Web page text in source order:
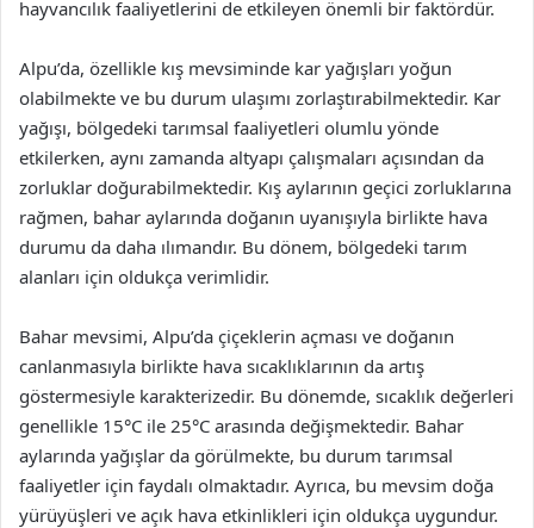
hayvancılık faaliyetlerini de etkileyen önemli bir faktördür.
Alpu’da, özellikle kış mevsiminde kar yağışları yoğun
olabilmekte ve bu durum ulaşımı zorlaştırabilmektedir. Kar
yağışı, bölgedeki tarımsal faaliyetleri olumlu yönde
etkilerken, aynı zamanda altyapı çalışmaları açısından da
zorluklar doğurabilmektedir. Kış aylarının geçici zorluklarına
rağmen, bahar aylarında doğanın uyanışıyla birlikte hava
durumu da daha ılımandır. Bu dönem, bölgedeki tarım
alanları için oldukça verimlidir.
Bahar mevsimi, Alpu’da çiçeklerin açması ve doğanın
canlanmasıyla birlikte hava sıcaklıklarının da artış
göstermesiyle karakterizedir. Bu dönemde, sıcaklık değerleri
genellikle 15°C ile 25°C arasında değişmektedir. Bahar
aylarında yağışlar da görülmekte, bu durum tarımsal
faaliyetler için faydalı olmaktadır. Ayrıca, bu mevsim doğa
yürüyüşleri ve açık hava etkinlikleri için oldukça uygundur.